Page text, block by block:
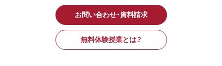
お問い合わせ・資料請求
無料体験授業とは？